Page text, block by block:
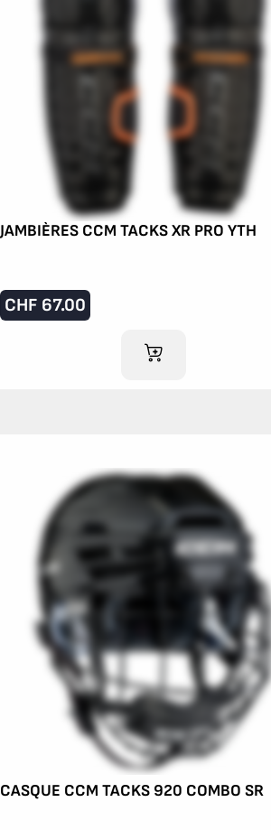
JAMBIÈRES CCM TACKS XR PRO YTH
CHF 67.00
AJOUTER AU PANIER
CASQUE CCM TACKS 920 COMBO SR